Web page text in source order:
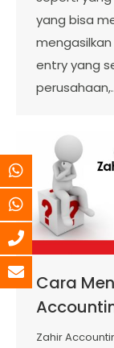
yang bisa
entry yang
Cara
Zahir